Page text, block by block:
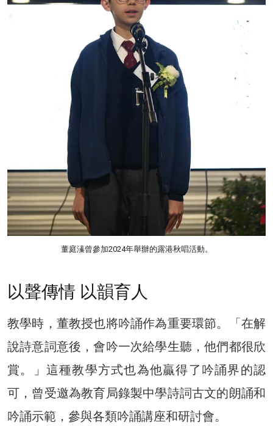
董庭溱曾參加2024年舉辦的露港秋唱活動。
以聲傳情 以韻育人
教學時，董教授也將吟誦作為重要環節。「在解
說詩意詞意後，會吟一次給學生聽，他們都很欣
賞。」這種教學方式也為他贏得了吟誦界的認
可，曾受邀為教育局錄製中學詩詞古文的朗誦和
吟誦示範，參與各類吟誦講座和研討會。